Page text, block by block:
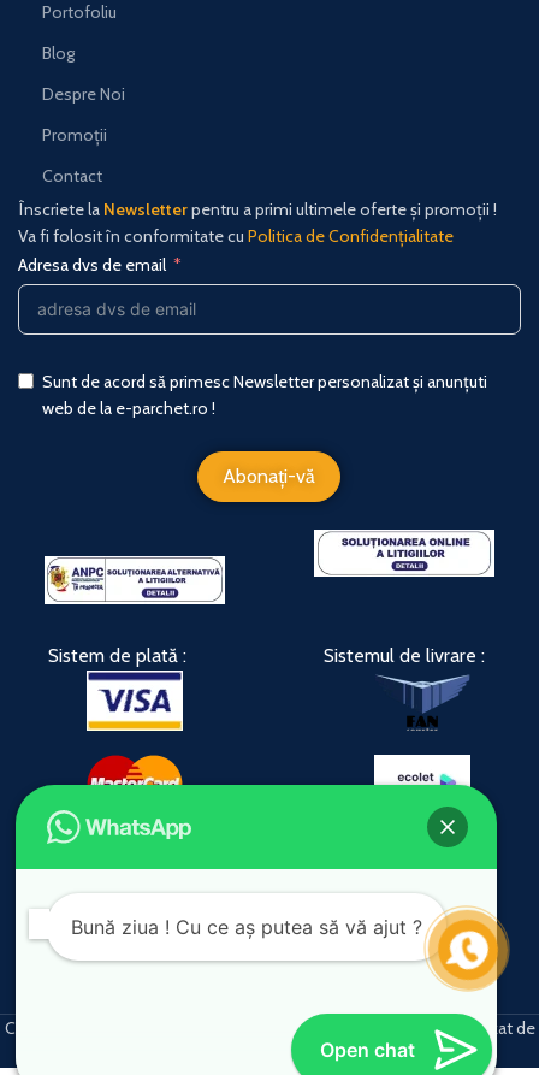
Portofoliu
Blog
Despre Noi
Promoții
Contact
Înscriete la Newsletterpentru a primi ultimele oferte și promoții !
Va fi folosit în conformitate cu Politica de Confidențialitate
Adresa dvs de email
Sunt de acord să primesc Newsletter personalizat și anunțuti
web de la e-parchet.ro !
Abonați-vă
Sistem de plată : Sistemul de livrare :
Copyright © 2026 e-parchet | Toate drepturile rezervate | Site realizat de
webdesign-pro.ro
Bună ziua ! Cu ce aș putea să vă ajut ?
Open chat